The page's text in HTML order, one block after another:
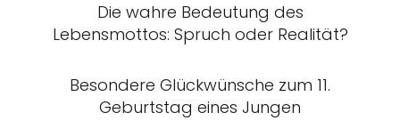
Die wahre Bedeutung des
Lebensmottos: Spruch oder Realität?
Besondere Glückwünsche zum 11.
Geburtstag eines Jungen